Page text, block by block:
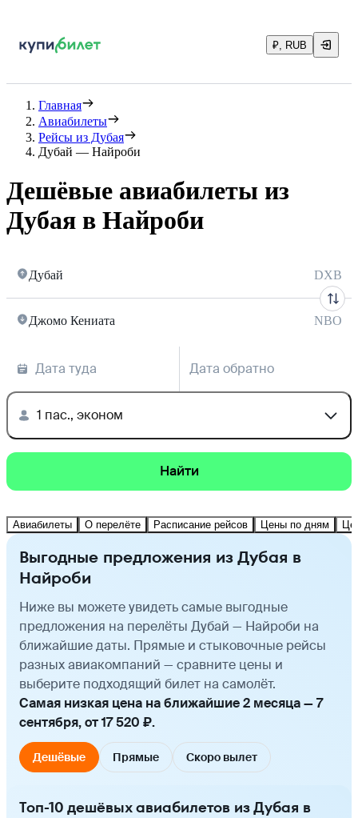
₽, RUB
Главная
Авиабилеты
Рейсы из Дубая
Дубай — Найроби
Дешёвые авиабилеты из
Дубая в Найроби
Дубай DXB
Джомо Кениата NBO
Дата туда Дата обратно
1 пас., эконом
Найти
Авиабилеты О перелёте Расписание рейсов Цены по дням
Выгодные предложения из Дубая в
Найроби
Ниже вы можете увидеть самые выгодные
предложения на перелёты Дубай — Найроби на
ближайшие даты. Прямые и стыковочные рейсы
разных авиакомпаний — сравните цены и
выберите подходящий билет на самолёт.
Самая низкая цена на ближайшие 2 месяца — 7
сентября, от 17 520 ₽.
Дешёвые Прямые Скоро вылет
Топ-10 дешёвых авиабилетов из Дубая в